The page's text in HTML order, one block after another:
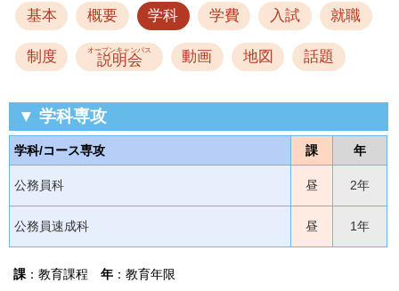
基本 概要 学科 学費 入試 就職
制度 オープンキャンパス
説明会 動画 地図 話題
▼ 学科専攻
学科/コース専攻 課 年
公務員科 昼 2年
公務員速成科 昼 1年
課 ：教育課程 年 ：教育年限